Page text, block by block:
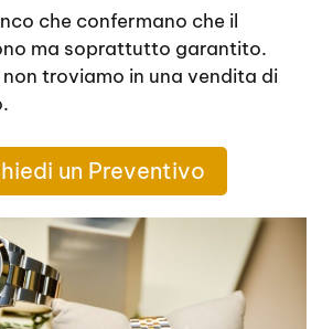
che confermano che il
ma soprattutto garantito.
troviamo in una vendita di
un Preventivo